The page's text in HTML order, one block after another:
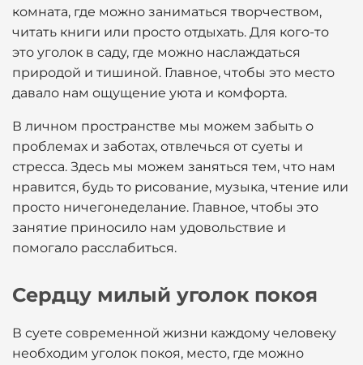
комната, где можно заниматься творчеством,
читать книги или просто отдыхать. Для кого-то
это уголок в саду, где можно наслаждаться
природой и тишиной. Главное, чтобы это место
давало нам ощущение уюта и комфорта.
В личном пространстве мы можем забыть о
проблемах и заботах, отвлечься от суеты и
стресса. Здесь мы можем заняться тем, что нам
нравится, будь то рисование, музыка, чтение или
просто ничегонеделание. Главное, чтобы это
занятие приносило нам удовольствие и
помогало расслабиться.
Сердцу милый уголок покоя
В суете современной жизни каждому человеку
необходим уголок покоя, место, где можно